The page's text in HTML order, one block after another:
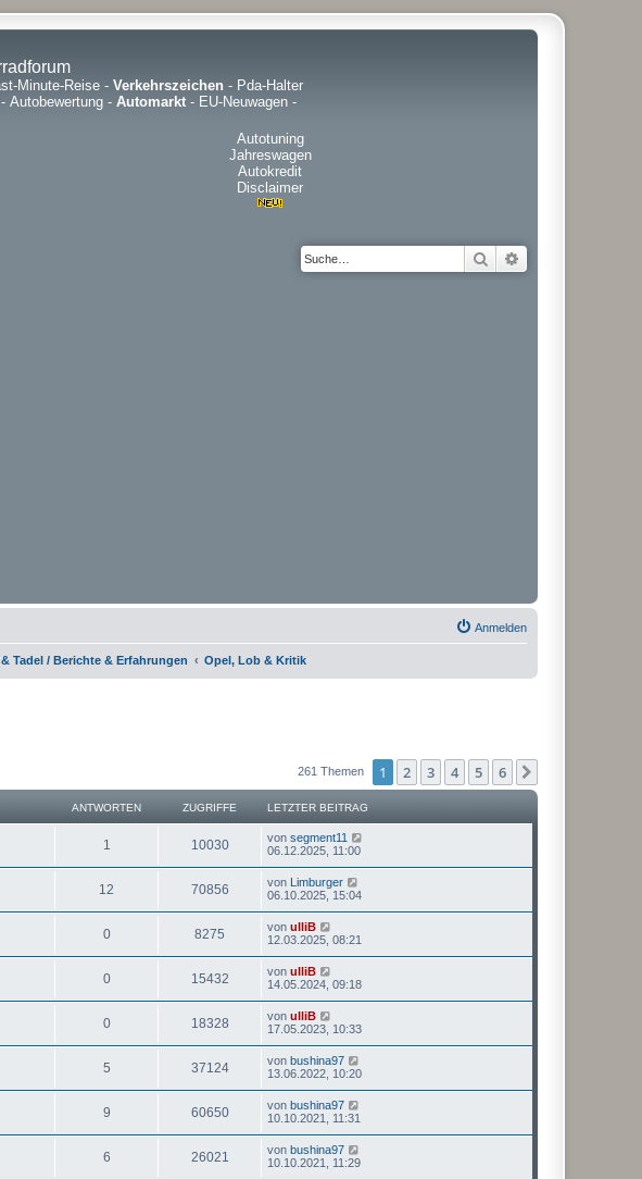
Minute-Reise- Verkehrszeichen- Pda-Halter
- Autobewertung - Automarkt - EU-Neuwagen -
Autotuning
Jahreswagen
Autokredit
Disclaimer
Suche
Anmelden
Tadel / Berichte & Erfahrungen Opel, Lob & Kritik
261 Themen 1 2 3 4 5 6
ANTWORTEN ZUGRIFFE LETZTER BEITRAG
1 10030 von segment11
06.12.2025, 11:00
12 70856 von Limburger
06.10.2025, 15:04
0 8275 von ulliB
12.03.2025, 08:21
0 15432 von ulliB
14.05.2024, 09:18
0 18328 von ulliB
17.05.2023, 10:33
5 37124 von bushina97
13.06.2022, 10:20
9 60650 von bushina97
10.10.2021, 11:31
6 26021 von bushina97
10.10.2021, 11:29